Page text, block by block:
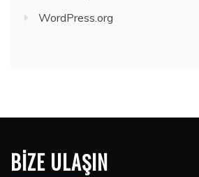
WordPress.org
BIZE ULAŞIN